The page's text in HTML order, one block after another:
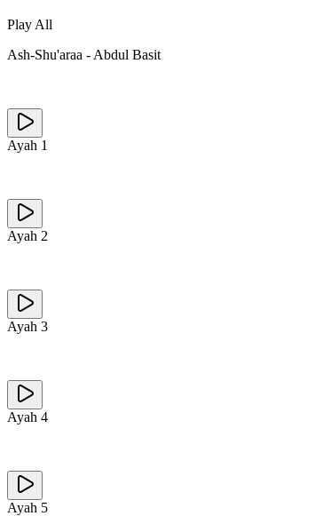
Play All
Ash-Shu'araa - Abdul Basit
Ayah 1
Ayah 2
Ayah 3
Ayah 4
Ayah 5